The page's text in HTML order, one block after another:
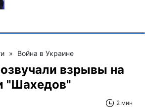
» Война в Украине
взрывы на
"Шахедов"
2 мин